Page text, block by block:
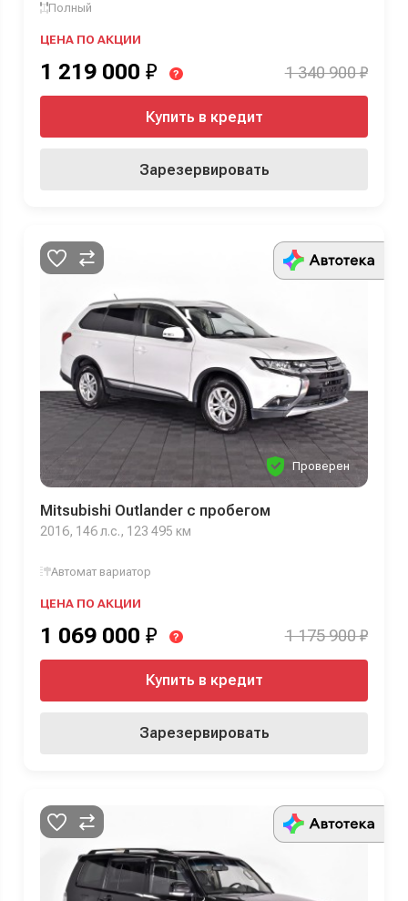
Полный
ЦЕНА ПО АКЦИИ
1 219 000 ₽ ? 1 340 900 ₽
Купить в кредит
Зарезервировать
Проверен
Mitsubishi Outlander с пробегом
2016, 146 л.с., 123 495 км
Автомат вариатор
ЦЕНА ПО АКЦИИ
1 069 000 ₽ ? 1 175 900 ₽
Купить в кредит
Зарезервировать